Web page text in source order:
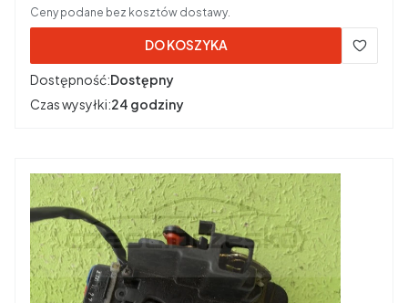
Ceny podane bez kosztów dostawy.
DO KOSZYKA
Dostępność:Dostępny
Czas wysyłki:24 godziny